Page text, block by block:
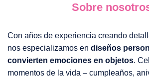
Sobre
Con años de experiencia creando
nos especializamos en diseños
convierten emociones en objetos.
momentos de la vida – cumpleaños,